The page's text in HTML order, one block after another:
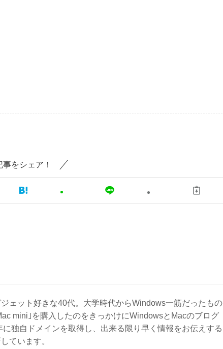
事をシェア！
ェット好きな40代。大学時代からWindows一筋だったもの
mini｣を購入したのをきっかけにWindowsとMacのブログ
に独自ドメインを取得し、出来る限り早く情報をお伝えする
ています。